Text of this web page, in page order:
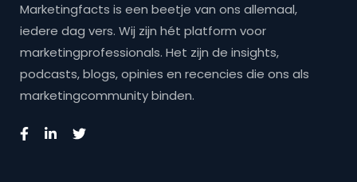
Marketingfacts is een beetje van ons allemaal,
iedere dag vers. Wij zijn hét platform voor
marketingprofessionals. Het zijn de insights,
podcasts, blogs, opinies en recencies die ons als
marketingcommunity binden.